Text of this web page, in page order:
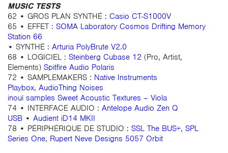
MUSIC TESTS
62 • GROS PLAN SYNTHÉ : Casio CT-S1000V
65 • EFFET : SOMA Laboratory Cosmos Drifting Memory
Station 66
• SYNTHÉ : Arturia PolyBrute V2.0
68 • LOGICIEL : Steinberg Cubase 12 (Pro, Artist,
Elements) Spitfire Audio Polaris
72 • SAMPLEMAKERS : Native Instruments
Playbox, AudioThing Noises
inouï samples Sweet Acoustic Textures – Viola
74 • INTERFACE AUDIO : Antelope Audio Zen Q
USB • Audient iD14 MKII
78 • PÉRIPHÉRIQUE DE STUDIO : SSL The BUS+, SPL
Series One, Rupert Neve Designs 5057 Orbit